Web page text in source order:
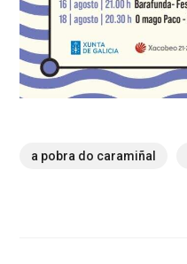
a pobra do caramiñal